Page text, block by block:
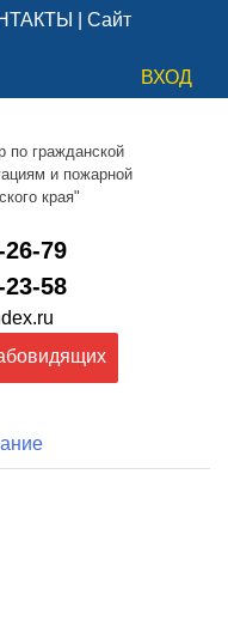
Сайт
ВХОД
по гражданской
и пожарной
края"
79
58